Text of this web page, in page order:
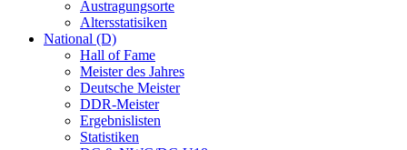
Austragungsorte
Altersstatisiken
National (D)
Hall of Fame
Meister des Jahres
Deutsche Meister
DDR-Meister
Ergebnislisten
Statistiken